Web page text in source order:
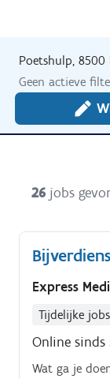
Poetshulp,
Geen actieve
26 jobs
Express
Tijdelijke jobs
Online sinds
Wat ga je